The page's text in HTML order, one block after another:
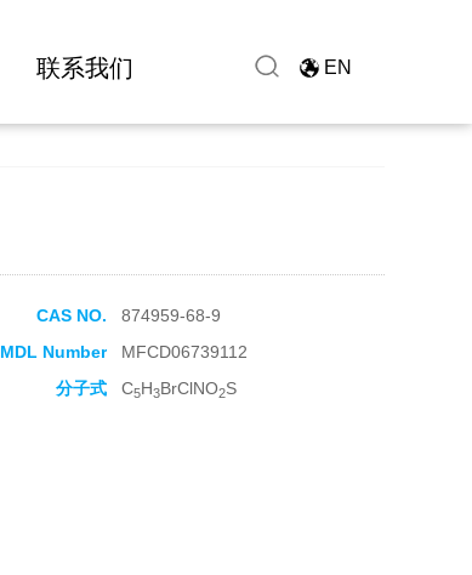
联系我们 EN
CAS NO.
874959-68-9
MDL Number
MFCD06739112
分子式 C5H3BrClNO2S